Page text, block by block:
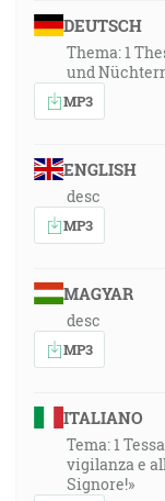
DEUTSCH
Thema: 1
und
MP3
ENGLISH
desc
MP3
MAGYAR
desc
MP3
ITALIANO
Tema: 1
vigilanza e
Signore!»